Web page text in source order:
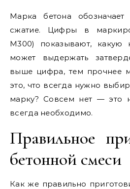
Марка бетона
сжатие. Цифры в
М300) показывают, какую
может выдержать
выше цифра, тем прочнее
это, что всегда нужно
марку? Совсем нет — это
всегда необходимо.
Правильное
бетонной смеси
Как же правильно